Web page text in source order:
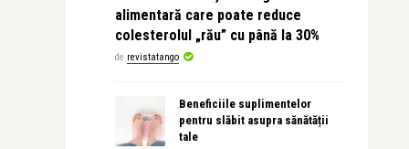
alimentară care poate reduce
colesterolul „rău” cu până la 30%
de revistatango
Beneficiile suplimentelor
pentru slăbit asupra sănătății
tale